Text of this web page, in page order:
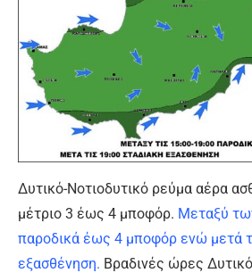
Δυτικό-Νοτιοδυτικό ρεύμα αέρα
μέτριο 3 έως 4 μποφόρ. Μεταξύ
παροδικά έως 4 μποφόρ ενώ μετά
εξασθένηση. Βραδινές ώρες